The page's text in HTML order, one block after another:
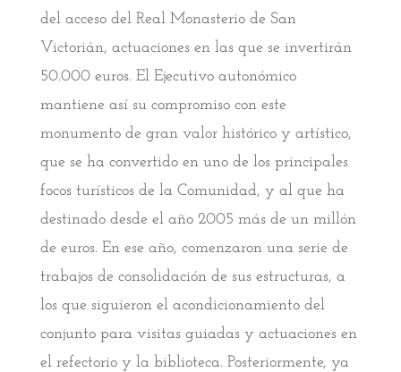
del acceso del Real Monasterio de San
Victorián, actuaciones en las que se invertirán
50.000 euros. El Ejecutivo autonómico
mantiene así su compromiso con este
monumento de gran valor histórico y artístico,
que se ha convertido en uno de los principales
focos turísticos de la Comunidad, y al que ha
destinado desde el año 2005 más de un millón
de euros. En ese año, comenzaron una serie de
trabajos de consolidación de sus estructuras, a
los que siguieron el acondicionamiento del
conjunto para visitas guiadas y actuaciones en
el refectorio y la biblioteca. Posteriormente, ya